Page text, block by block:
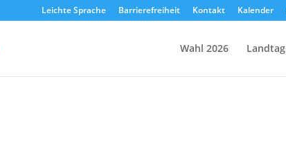
Leichte Sprache Barrierefreiheit Kontakt Kalender
Wahl 2026 Landtag